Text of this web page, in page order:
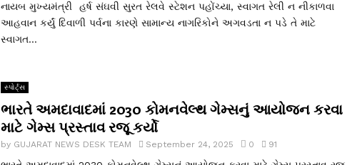
નાયબ મુખ્યમંત્રી હર્ષ સંઘવી સુરત રેલવે સ્ટેશન પહોંચ્યા, સ્વાગત રેલી ન નીકાળવા
આહવાન કર્યું દિવાળી પર્વના કારણે સામાન્ય નાગરિકોને અગવડતા ન પડે તે માટે
સ્વાગત...
સ્પોર્ટ્સ
ભારતે અમદાવાદમાં 2030 કોમનવેલ્થ ગેમ્સનું આયોજન કરવા
માટે ગેમ્સ પ્રસ્તાવ રજૂ કર્યો
by GUJARAT NEWS DESK TEAM September 24, 2025 0 91